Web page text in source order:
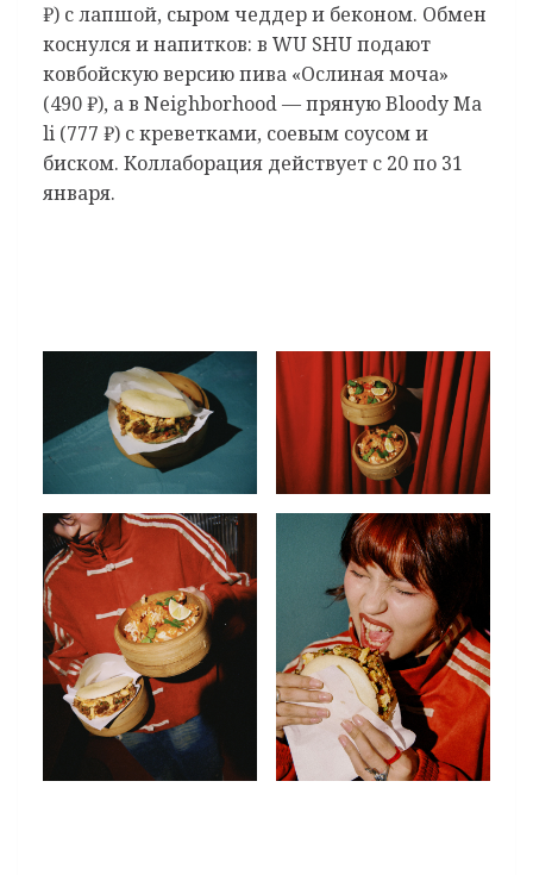
₽) с лапшой, сыром чеддер и беконом. Обмен
коснулся и напитков: в WU SHU подают
ковбойскую версию пива «Ослиная моча»
(490 ₽), а в Neighborhood — пряную Bloody Ma
li (777 ₽) с креветками, соевым соусом и
биском. Коллаборация действует с 20 по 31
января.